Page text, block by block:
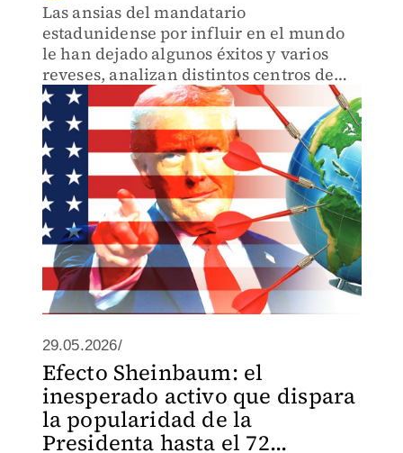
Las ansias del mandatario
estadunidense por influir en el mundo
le han dejado algunos éxitos y varios
reveses, analizan distintos centros de
estudio. También aumentaron los
ataques militares.
29.05.2026/
Efecto Sheinbaum: el
inesperado activo que dispara
la popularidad de la
Presidenta hasta el 72...